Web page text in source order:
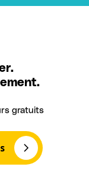
gratuits